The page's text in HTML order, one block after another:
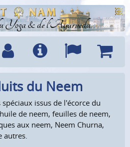
& de l'Ayurveda
Info Langues
du Neem
issus de l'écorce du
de neem, feuilles de neem,
aux neem, Neem Churna,
autres.